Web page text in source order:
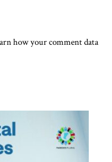
how your comment data